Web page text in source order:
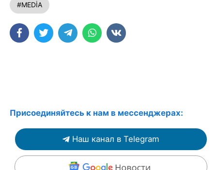
#MEDİA
Присоединяйтесь к нам в мессенджерах:
Наш канал в Telegram